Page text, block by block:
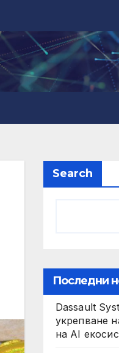
Search
Последни
Dassault
укрепване
на AI